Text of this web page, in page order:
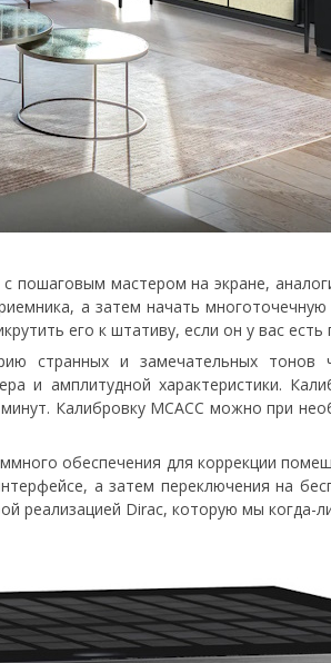
пошаговым мастером на экране,
а затем начать
его к штативу, если он у вас есть
странных и замечательных тонов
и амплитудной характеристики.
Калибровку MCACC можно при
обеспечения для коррекции
а затем переключения на
реализацией Dirac, которую мы когда-